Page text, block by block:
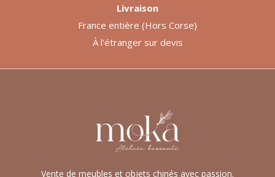
Vente de meubles et objets chinés avec passion.
Livraison
France entière (Hors Corse)
À l'étranger sur devis